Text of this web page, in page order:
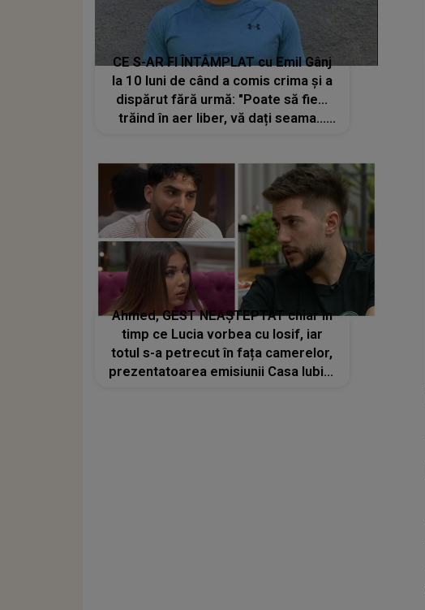
CE S-AR FI ÎNTÂMPLAT cu Emil Gânj
la 10 luni de când a comis crima și a
dispărut fără urmă: "Poate să fie…
trăind în aer liber, vă dați seama…
Ahmed, GEST NEAȘTEPTAT chiar în
timp ce Lucia vorbea cu Iosif, iar
totul s-a petrecut în fața camerelor,
prezentatoarea emisiunii Casa Iubirii